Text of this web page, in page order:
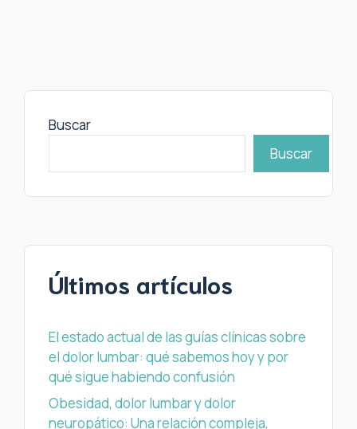
Buscar
Buscar
Últimos artículos
El estado actual de las guías clínicas sobre
el dolor lumbar: qué sabemos hoy y por
qué sigue habiendo confusión
Obesidad, dolor lumbar y dolor
neuropático: Una relación compleja,